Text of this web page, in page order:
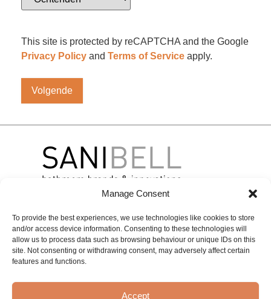
Manage Consent
To provide the best experiences, we use technologies like cookies to store
and/or access device information. Consenting to these technologies will
allow us to process data such as browsing behaviour or unique IDs on this
site. Not consenting or withdrawing consent, may adversely affect certain
features and functions.
Accept
This site is protected by reCAPTCHA and the Google
Privacy Policy and Terms of Service apply.
Over
Sanibell
Projecten
geschiedenis
Merken
BLISSBASIC LINE
Online
Private
Contact
Contactgegevens
Experience &